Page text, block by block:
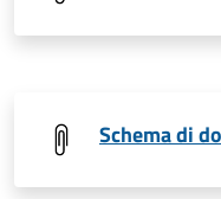
Schema di